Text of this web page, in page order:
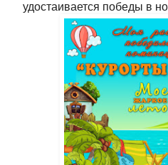
удостаивается победы в